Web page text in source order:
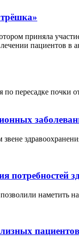
приняла
пациентов в
пересадке почки
потребностей
наметить
пациентов